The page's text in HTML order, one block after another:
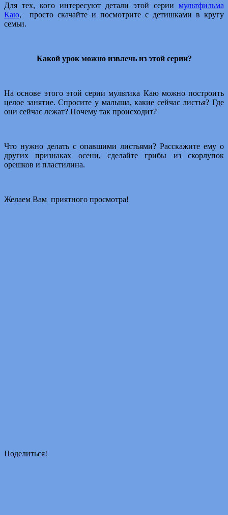
Для тех, кого интересуют детали этой серии мультфильма
Каю, просто скачайте и посмотрите с детишками в кругу
семьи.
Какой урок можно извлечь из этой серии?
На основе этого этой серии мультика Каю можно построить
целое занятие. Спросите у малыша, какие сейчас листья? Где
они сейчас лежат? Почему так происходит?
Что нужно делать с опавшими листьями? Расскажите ему о
других признаках осени, сделайте грибы из скорлупок
орешков и пластилина.
Желаем Вам приятного просмотра!
Поделиться!